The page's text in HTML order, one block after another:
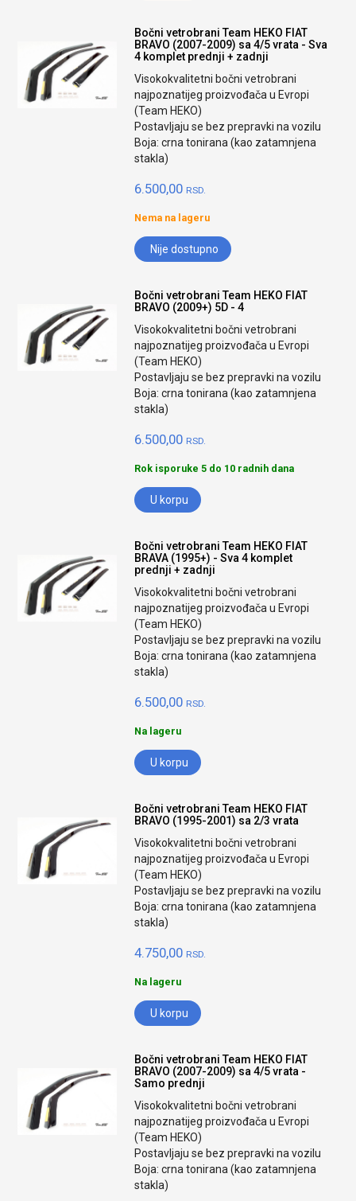
Bočni vetrobrani Team HEKO FIAT
BRAVO (2007-2009) sa 4/5 vrata - Sva
4 komplet prednji + zadnji
Visokokvalitetni bočni vetrobrani
najpoznatijeg proizvođača u Evropi
(Team HEKO)
Postavljaju se bez prepravki na vozilu
Boja: crna tonirana (kao zatamnjena
stakla)
6.500,00 RSD.
Nema na lageru
Nije dostupno
Bočni vetrobrani Team HEKO FIAT
BRAVO (2009+) 5D - 4
Visokokvalitetni bočni vetrobrani
najpoznatijeg proizvođača u Evropi
(Team HEKO)
Postavljaju se bez prepravki na vozilu
Boja: crna tonirana (kao zatamnjena
stakla)
6.500,00 RSD.
Rok isporuke 5 do 10 radnih dana
U korpu
Bočni vetrobrani Team HEKO FIAT
BRAVA (1995+) - Sva 4 komplet
prednji + zadnji
Visokokvalitetni bočni vetrobrani
najpoznatijeg proizvođača u Evropi
(Team HEKO)
Postavljaju se bez prepravki na vozilu
Boja: crna tonirana (kao zatamnjena
stakla)
6.500,00 RSD.
Na lageru
U korpu
Bočni vetrobrani Team HEKO FIAT
BRAVO (1995-2001) sa 2/3 vrata
Visokokvalitetni bočni vetrobrani
najpoznatijeg proizvođača u Evropi
(Team HEKO)
Postavljaju se bez prepravki na vozilu
Boja: crna tonirana (kao zatamnjena
stakla)
4.750,00 RSD.
Na lageru
U korpu
Bočni vetrobrani Team HEKO FIAT
BRAVO (2007-2009) sa 4/5 vrata -
Samo prednji
Visokokvalitetni bočni vetrobrani
najpoznatijeg proizvođača u Evropi
(Team HEKO)
Postavljaju se bez prepravki na vozilu
Boja: crna tonirana (kao zatamnjena
stakla)